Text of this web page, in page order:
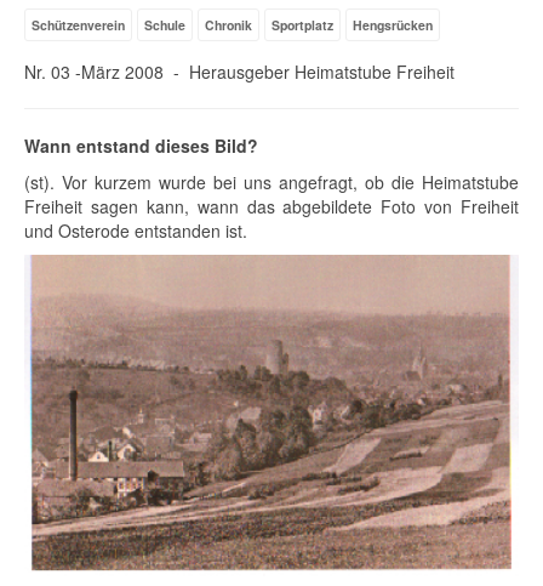
Schützenverein Schule Chronik Sportplatz Hengsrücken
Nr. 03 -März 2008 - Herausgeber Heimatstube Freiheit
Wann entstand dieses Bild?
(st). Vor kurzem wurde bei uns angefragt, ob die Heimatstube
Freiheit sagen kann, wann das abgebildete Foto von Freiheit
und Osterode entstanden ist.